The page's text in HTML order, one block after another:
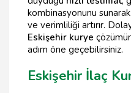
kombinasyonunu
ve verimliliği artırır.
Eskişehir kurye
adım öne geçebilirsiniz.
Eskişehir İlaç